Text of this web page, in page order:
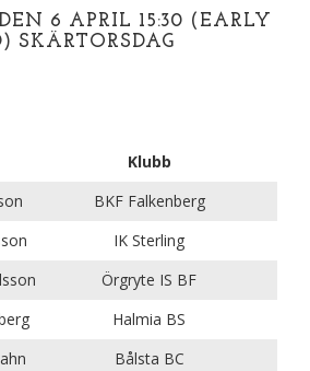
6 APRIL 15:30 (EARLY
SKÄRTORSDAG
Klubb
BKF Falkenberg
IK Sterling
Örgryte IS BF
Halmia BS
Bålsta BC